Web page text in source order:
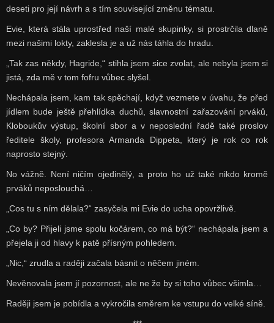
deseti pro její návrh a s tím související změnu tématu.
Evie, která stála uprostřed naší malé skupinky, si prostrčila dlaně
mezi našimi lokty, zaklesla je a už nás táhla do hradu.
„Tak zas někdy, Hagride,“ stihla jsem sice zvolat, ale nebyla jsem si
jistá, zda mě v tom fofru vůbec slyšel.
Nechápala jsem, kam tak spěchají, když vezmete v úvahu, že před
jídlem bude ještě přehlídka duchů, slavnostní zařazování prváků,
Kloboukův výstup, školní sbor a v neposlední řadě také proslov
ředitele školy, profesora Armanda Dippeta, který je rok co rok
naprosto stejný.
No vážně. Není ničím ojedinělý, a proto ho už také nikdo kromě
prváků neposlouchá…
„Cos tu s ním dělala?“ zasyčela mi Evie do ucha opovržlivě.
„Co by? Přijeli jsme spolu kočárem, co má být?“ nechápala jsem a
přejela ji od hlavy k patě přísným pohledem.
„Nic,“ zrudla a raději začala básnit o něčem jiném.
Nevěnovala jsem jí pozornost, ale ne že by si toho vůbec všimla…
Raději jsem je pobídla a vykročila směrem ke vstupu do velké síně.